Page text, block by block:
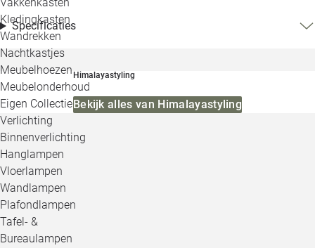
Kledingkasten
Wandrekken
Nachtkastjes
Meubelhoezen
Meubelonderhoud
Eigen Collectie
Verlichting
Binnenverlichting
Hanglampen
Vloerlampen
Wandlampen
Plafondlampen
Tafel- &
Bureaulampen
Specificaties
Himalayastyling
Bekijk alles van Himalayastyling